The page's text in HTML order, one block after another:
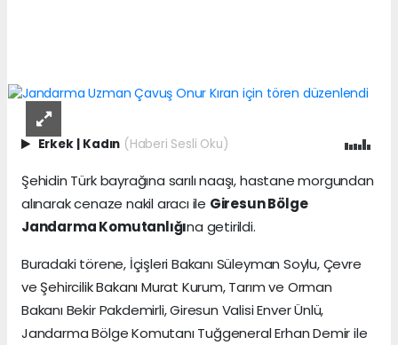
Erkek | Kadın (Haberi Sesli Oku)
Şehidin Türk bayrağına sarılı naaşı, hastane morgundan
alınarak cenaze nakil aracı ile Giresun Bölge
Jandarma Komutanlığına getirildi.
Buradaki törene, İçişleri Bakanı Süleyman Soylu, Çevre
ve Şehircilik Bakanı Murat Kurum, Tarım ve Orman
Bakanı Bekir Pakdemirli, Giresun Valisi Enver Ünlü,
Jandarma Bölge Komutanı Tuğgeneral Erhan Demir ile